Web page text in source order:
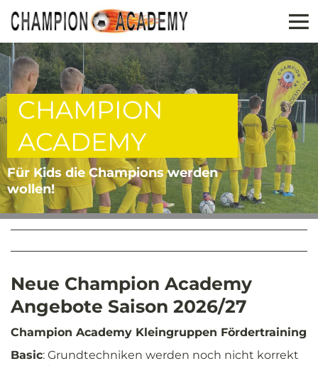
CHAMPION
ACADEMY
Für Kids die Champions werden
wollen!
Neue Champion Academy
Angebote Saison 2026/27
Champion Academy Kleingruppen Fördertraining
Basic: Grundtechniken werden noch nicht korrekt